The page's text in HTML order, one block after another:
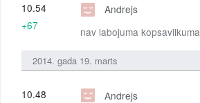
Andrejs
nav labojuma kopsavilkuma
10.54
+67
2014. gada 19. marts
Andrejs
10.48